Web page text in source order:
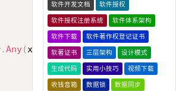
.Any(x => x.isid == w.isid))
软件开发文档 软件授权
软件授权注册系统 软件体系架构
软件下载 软件著作权登记证书
软著证书 三层架构 设计模式
生成代码 实用小技巧 视频下载
收钱音箱 数据锁 数据同步